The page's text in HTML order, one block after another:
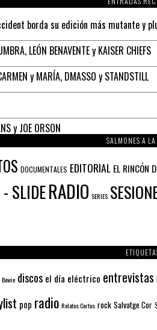
borda su edición más mutante y
LEÓN BENAVENTE y KAISER CHIEFS
y MARÍA, DMASSO y STANDSTILL
y JOE ORSON
SALMONES A
DOCUMENTALES EDITORIAL EL RINCÓN
SLIDERADIO SERIES
discos el día eléctrico entrevistas
pop radio Relatos Cortos rock Salvatge Cor